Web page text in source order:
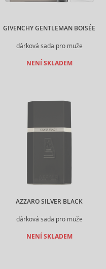
GIVENCHY GENTLEMAN BOISÉE
dárková sada pro muže
NENÍ SKLADEM
AZZARO SILVER BLACK
dárková sada pro muže
NENÍ SKLADEM